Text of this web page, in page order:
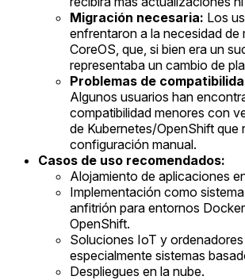
Migración necesaria: Los
enfrentaron a la necesidad de
CoreOS, que, si bien era un
representaba un cambio de
Problemas de
Algunos usuarios han
compatibilidad menores con
de Kubernetes/OpenShift que
configuración manual.
Casos de uso recomendados:
Alojamiento de aplicaciones
Implementación como
anfitrión para entornos
OpenShift.
Soluciones IoT y
especialmente sistemas
Despliegues en la nube.